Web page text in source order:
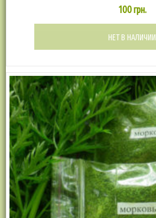
100грн.
НЕТ В НАЛИЧИИ